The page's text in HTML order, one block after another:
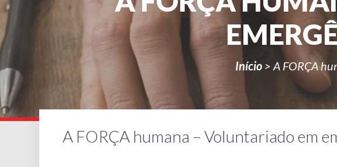
Início > A FORÇA
A FORÇA humana – Voluntariado em